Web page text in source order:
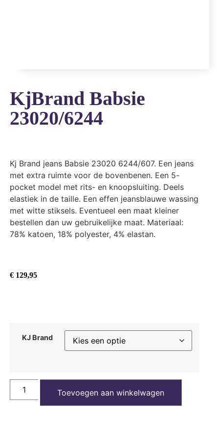
KjBrand Babsie
23020/6244
Kj Brand jeans Babsie 23020 6244/607. Een jeans
met extra ruimte voor de bovenbenen. Een 5-
pocket model met rits- en knoopsluiting. Deels
elastiek in de taille. Een effen jeansblauwe wassing
met witte stiksels. Eventueel een maat kleiner
bestellen dan uw gebruikelijke maat. Materiaal:
78% katoen, 18% polyester, 4% elastan.
€ 129,95
KJ Brand
Toevoegen aan winkelwagen